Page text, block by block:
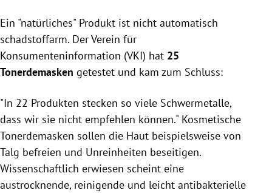
Produkte zu viele Schwermetalle enthalten und
nicht empfehlenswert sind.
Nur drei Tonerdemasken wurden als gut bewertet,
doch auch diese enthalten geringe Mengen von
Arsen, Blei, Chrom oder Nickel.
Überschreitungen der Richtwerte für Blei, Arsen und
Chrom in den getesteten Produkten.
Ein "natürliches" Produkt ist nicht automatisch
schadstoffarm. Der Verein für
Konsumenteninformation (VKI) hat 25
Tonerdemasken getestet und kam zum Schluss:
"In 22 Produkten stecken so viele Schwermetalle,
dass wir sie nicht empfehlen können." Kosmetische
Tonerdemasken sollen die Haut beispielsweise von
Talg befreien und Unreinheiten beseitigen.
Wissenschaftlich erwiesen scheint eine
austrocknende, reinigende und leicht antibakterielle